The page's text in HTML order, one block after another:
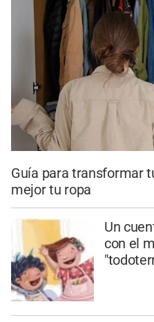
Guía para transformar
mejor tu ropa
Un
con el